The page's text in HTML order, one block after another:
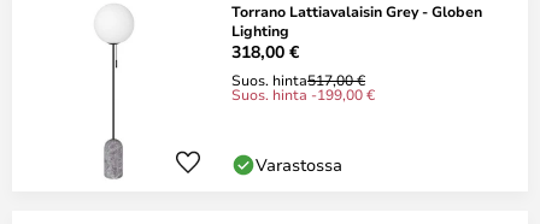
Torrano Lattiavalaisin Grey - Globen
Lighting
318,00 €
Suos. hinta517,00 €
Suos. hinta -199,00 €
Varastossa